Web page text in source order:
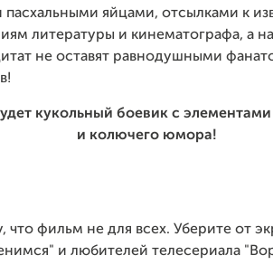
пасхальными яйцами, отсылками к
литературы и кинематографа, а
не оставят равнодушными
кукольный боевик с
и колючего юмора!
что фильм не для всех. Уберите от
и любителей телесериала